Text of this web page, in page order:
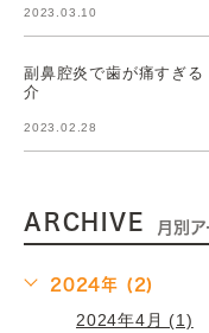
2023.03.10
副鼻腔炎で歯が痛すぎ
介
2023.02.28
ARCHIVE 月別
2024年 (2)
2024年4月 (1)